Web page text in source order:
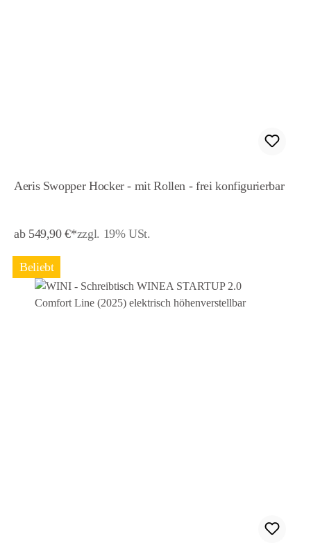
Aeris Swopper Hocker - mit Rollen - frei konfigurierbar
ab 549,90 €*zzgl. 19% USt.
Beliebt